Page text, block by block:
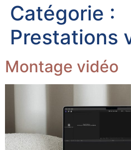
Catégorie :
Prestations
Montage vidéo